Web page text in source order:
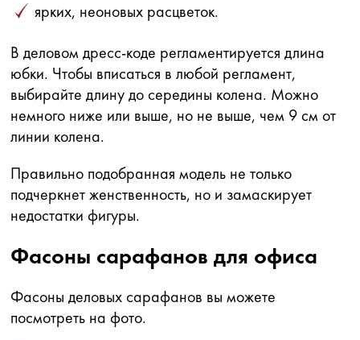
ярких, неоновых расцветок.
В деловом дресс-коде регламентируется длина
юбки. Чтобы вписаться в любой регламент,
выбирайте длину до середины колена. Можно
немного ниже или выше, но не выше, чем 9 см от
линии колена.
Правильно подобранная модель не только
подчеркнет женственность, но и замаскирует
недостатки фигуры.
Фасоны сарафанов для офиса
Фасоны деловых сарафанов вы можете
посмотреть на фото.